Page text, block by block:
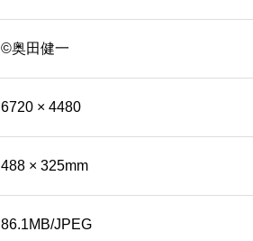
©奥田健一
6720 × 4480
488 × 325mm
86.1MB/JPEG